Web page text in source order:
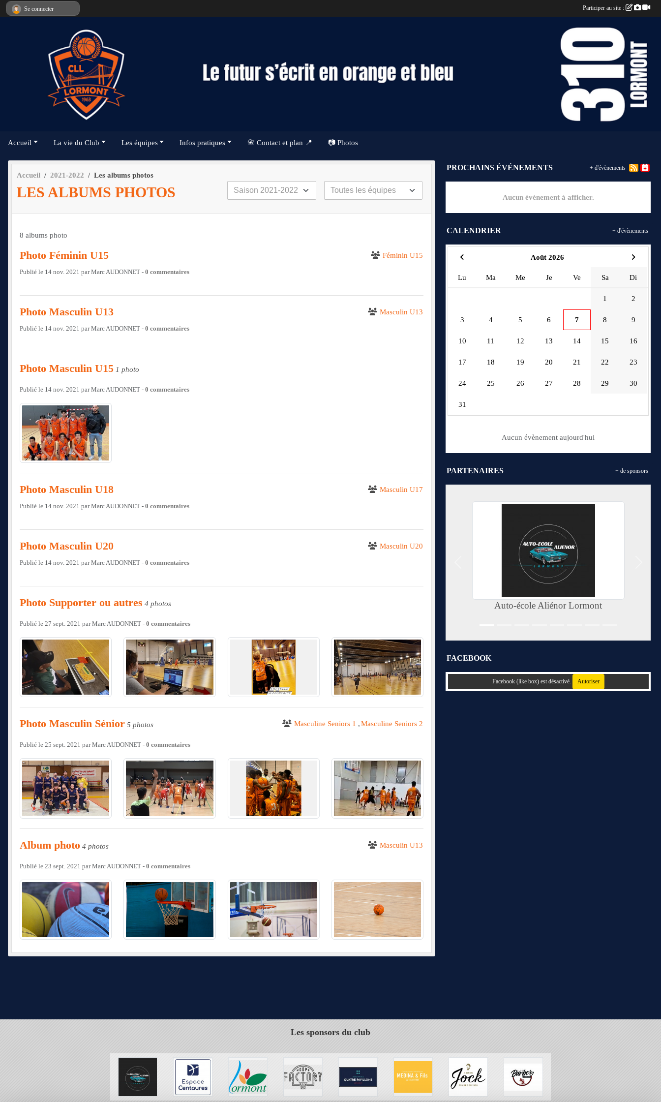
Accueil La vie du Club Les équipes Infos pratiques 📇 Contact et plan 📍 📷 Photos
Accueil 2021-2022 Les albums photos
LES ALBUMS PHOTOS
8 albums photo
Photo Féminin U15 Féminin U15
Publié le 14 nov. 2021 parMarc AUDONNET - 0 commentaires
Photo Masculin U13 Masculin U13
Publié le 14 nov. 2021 parMarc AUDONNET - 0 commentaires
Photo Masculin U15 1 photo
Publié le 14 nov. 2021 parMarc AUDONNET - 0 commentaires
Photo Masculin U18 Masculin U17
Publié le 14 nov. 2021 parMarc AUDONNET - 0 commentaires
Photo Masculin U20 Masculin U20
Publié le 14 nov. 2021 parMarc AUDONNET - 0 commentaires
Photo Supporter ou autres 4 photos
Publié le 27 sept. 2021 parMarc AUDONNET - 0 commentaires
Photo Masculin Sénior 5 photos Masculine Seniors 1 Masculine Seniors 2
Publié le 25 sept. 2021 parMarc AUDONNET - 0 commentaires
Album photo 4 photos Masculin U13
Publié le 23 sept. 2021 parMarc AUDONNET - 0 commentaires
PROCHAINS ÉVÉNEMENTS
Aucun évènement à afficher.
+ d'évènements
CALENDRIER
Août 2026
Lu Ma Me Je Ve Sa Di
1 2
3 4 5 6 7 8 9
10 11 12 13 14 15 16
17 18 19 20 21 22 23
24 25 26 27 28 29 30
31
Aucun évènement aujourd'hui
+ d'évènements
PARTENAIRES
Auto-école Aliénor Lormont
+ de sponsors
FACEBOOK
Facebook (like box) est désactivé. Autoriser
Les sponsors du club
Se connecter Participer au site :
Panneau de gestion des cookies